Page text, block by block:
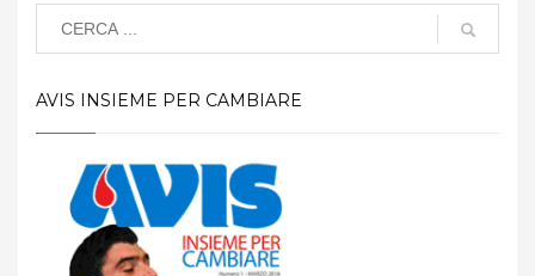
AVIS INSIEME PER CAMBIARE